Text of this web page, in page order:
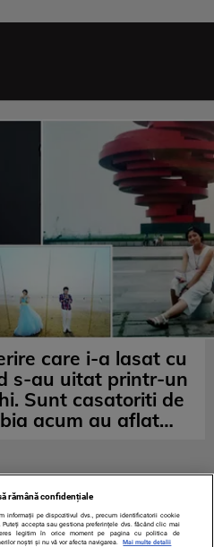
care i-a lasat cu
s-au uitat printr-un
Sunt casatoriti de
acum au aflat…
rămână confidențiale
informații pe dispozitivul dvs., precum identificatorii cookie
accepta sau gestiona preferințele dvs. făcând clic mai
legitim în orice moment pe pagina cu politica de
noștri și nu vă vor afecta navigarea.
Mai multe detalii